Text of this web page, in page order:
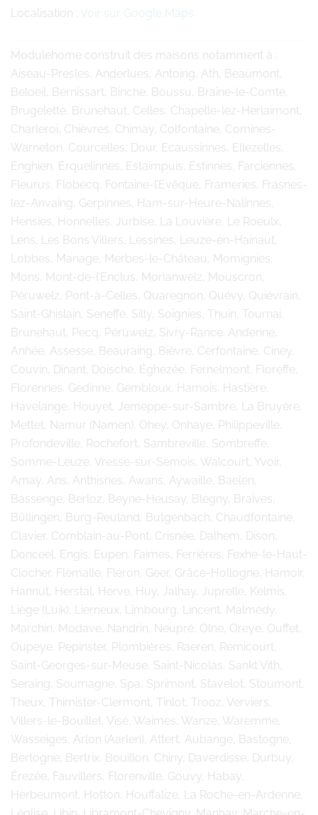
Localisation : Voir sur Google Maps
Modulehome construit des maisons notamment à :
Aiseau-Presles, Anderlues, Antoing, Ath, Beaumont,
Beloeil, Bernissart, Binche, Boussu, Braine-le-Comte,
Brugelette, Brunehaut, Celles, Chapelle-lez-Herlaimont,
Charleroi, Chièvres, Chimay, Colfontaine, Comines-
Warneton, Courcelles, Dour, Ecaussinnes, Ellezelles,
Enghien, Erquelinnes, Estaimpuis, Estinnes, Farciennes,
Fleurus, Flobecq, Fontaine-l’Evêque, Frameries, Frasnes-
lez-Anvaing, Gerpinnes, Ham-sur-Heure-Nalinnes,
Hensies, Honnelles, Jurbise, La Louvière, Le Roeulx,
Lens, Les Bons Villers, Lessines, Leuze-en-Hainaut,
Lobbes, Manage, Merbes-le-Château, Momignies,
Mons, Mont-de-l’Enclus, Morlanwelz, Mouscron,
Péruwelz, Pont-à-Celles, Quaregnon, Quévy, Quiévrain,
Saint-Ghislain, Seneffe, Silly, Soignies, Thuin, Tournai,
Brunehaut, Pecq, Péruwelz, Sivry-Rance. Andenne,
Anhée, Assesse, Beauraing, Bièvre, Cerfontaine, Ciney,
Couvin, Dinant, Doische, Éghezée, Fernelmont, Floreffe,
Florennes, Gedinne, Gembloux, Hamois, Hastière,
Havelange, Houyet, Jemeppe-sur-Sambre, La Bruyère,
Mettet, Namur (Namen), Ohey, Onhaye, Philippeville,
Profondeville, Rochefort, Sambreville, Sombreffe,
Somme-Leuze, Vresse-sur-Semois, Walcourt, Yvoir,
Amay, Ans, Anthisnes, Awans, Aywaille, Baelen,
Bassenge, Berloz, Beyne-Heusay, Blegny, Braives,
Büllingen, Burg-Reuland, Butgenbach, Chaudfontaine,
Clavier, Comblain-au-Pont, Crisnée, Dalhem, Dison,
Donceel, Engis, Eupen, Faimes, Ferrières, Fexhe-le-Haut-
Clocher, Flémalle, Fléron, Geer, Grâce-Hollogne, Hamoir,
Hannut, Herstal, Herve, Huy, Jalhay, Juprelle, Kelmis,
Liège (Luik), Lierneux, Limbourg, Lincent, Malmedy,
Marchin, Modave, Nandrin, Neupré, Olne, Oreye, Ouffet,
Oupeye, Pepinster, Plombières, Raeren, Remicourt,
Saint-Georges-sur-Meuse, Saint-Nicolas, Sankt Vith,
Seraing, Soumagne, Spa, Sprimont, Stavelot, Stoumont,
Theux, Thimister-Clermont, Tinlot, Trooz, Verviers,
Villers-le-Bouillet, Visé, Waimes, Wanze, Waremme,
Wasseiges, Arlon (Aarlen), Attert, Aubange, Bastogne,
Bertogne, Bertrix, Bouillon, Chiny, Daverdisse, Durbuy,
Érezée, Fauvillers, Florenville, Gouvy, Habay,
Herbeumont, Hotton, Houffalize, La Roche-en-Ardenne,